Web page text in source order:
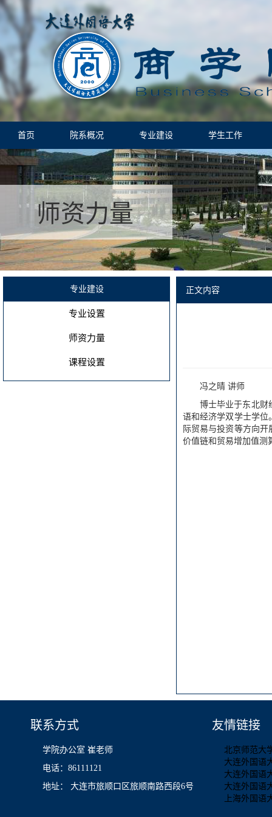
首页 院系概况 专业建设 学生工作
师资力量
专业建设
专业设置
师资力量
课程设置
正文内容
冯之晴 讲师
博士毕业于东北财
语和经济学双学士学位
际贸易与投资等方向
价值链和贸易增加值测
联系方式
学院办公室 崔老师
电话：86111121
地址： 大连市旅顺口区旅顺南路西段6号
友情链接
北京师范大
大连外国语
大连外国语
大连外国语
上海外国语